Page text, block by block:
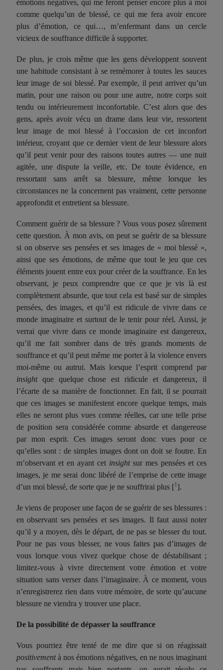
émotions négatives, qui me feront penser encore plus à moi
comme quelqu’un de blessé, ce qui me fera avoir encore
plus d’émotion, ce qui…, m’enfermant dans un cercle
vicieux de souffrance difficile à supporter.
De plus, je crois même que les gens développent souvent
une habitude consistant à se remémorer à toutes les sauces
leur image de soi blessé. Par exemple, il peut arriver qu’un
matin, pour une raison ou pour une autre, notre corps soit
tendu ou intérieurement inconfortable. C’est alors que des
gens, après avoir vécu un drame dans leur vie, ressortent
leur image de moi blessé à l’occasion de cet inconfort
intérieur, croyant que ce dernier vient de leur blessure alors
qu’il peut venir pour des raisons toutes autres — une nuit
agitée, une dispute la veille, etc. De toute évidence, en
ressortant sans arrêt sa blessure, même lorsque les
circonstances ne la concernent pas vraiment, cette personne
approfondit et entretient sa blessure.
Comment guérir de sa blessure ? Vous vous posez sûrement
cette question. À mon avis, on peut se guérir de sa blessure
si on observe ses pensées et ses images de « moi blessé »,
ainsi que ses émotions, de même que tout le jeu que ces
éléments jouent entre eux pour créer de la souffrance. En les
observant, je peux comprendre que ce que je vis là est
complètement absurde, que tout cela est basé sur de simples
pensées, des images, et qu’il est ridicule de vivre dans ce
monde imaginaire et surtout de le tenir pour réel. Aussi, je
verrai que vivre dans ce monde imaginaire est dangereux,
qu’il me fait sombrer dans de très grands moments de
souffrance et qu’il peut même me porter à la violence envers
moi-même ou autrui. Mais lorsque l’esprit comprend par
insightque quelque chose est ridicule et dangereux, il
l’écarte de sa manière de fonctionner. En fait, il se pourrait
que ces images se manifestent encore quelque temps, mais
elles ne seront plus vues comme réelles, car une telle prise
de position sera considérée comme absurde et dangereuse
par mon esprit. Ces images seront donc vues pour ce
qu’elles sont : de simples images dont on doit se foutre. En
m’observant et en ayant cet insightsur mes pensées et ces
images, je me serai donc libéré de l’emprise de cette image
d’un moi blessé, de sorte que je ne souffrirai plus [1].
Je viens de proposer une façon de se guérir de ses blessures :
en observant ses pensées et ses images. Il faut aussi noter
qu’il y a moyen, dès le départ, de ne pas se blesser du tout.
Pour ne pas vous blesser, ne vous faites pas d’images de
vous lorsque vous vivez quelque chose de déstabilisant ;
limitez-vous à vivre directement votre émotion et votre
situation sans verser dans l’imaginaire. À ce moment, vous
n’enregistrerez rien dans votre mémoire, de sorte qu’aucune
blessure ne viendra y trouver une place.
De la possibilité de dépasser la souffrance
Vous pourriez être tenté de me dire que si on réagissait
positivementà nos émotions négatives, en ne nous imaginant